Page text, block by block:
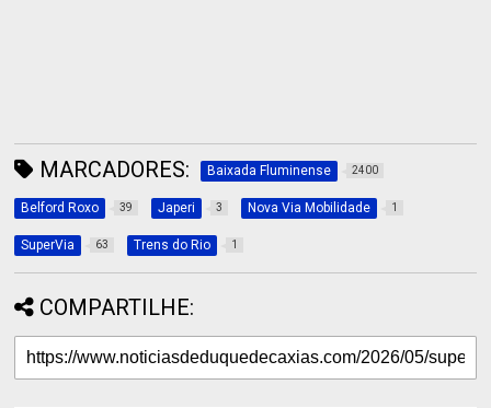
MARCADORES: Baixada Fluminense 2400
Belford Roxo 39 Japeri 3 Nova Via Mobilidade 1
SuperVia 63 Trens do Rio 1
COMPARTILHE: